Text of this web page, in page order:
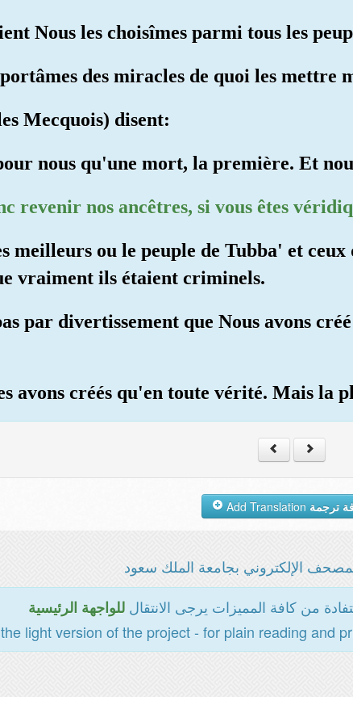
Nous les choisîmes parmi tous les
des miracles de quoi les mettre
Mecquois) disent:
nous qu'une mort, la première. Et
revenir nos ancêtres, si vous êtes
meilleurs ou le peuple de Tubba' et
vraiment ils étaient criminels.
par divertissement que Nous avons
avons créés qu'en toute vérité. Mais la
ترجمة
الإلكتروني بجامعة الملك سعود
من كافة المميزات يرجى الانتقالللواجهة الرئيسية
light version of the project - for plain reading and